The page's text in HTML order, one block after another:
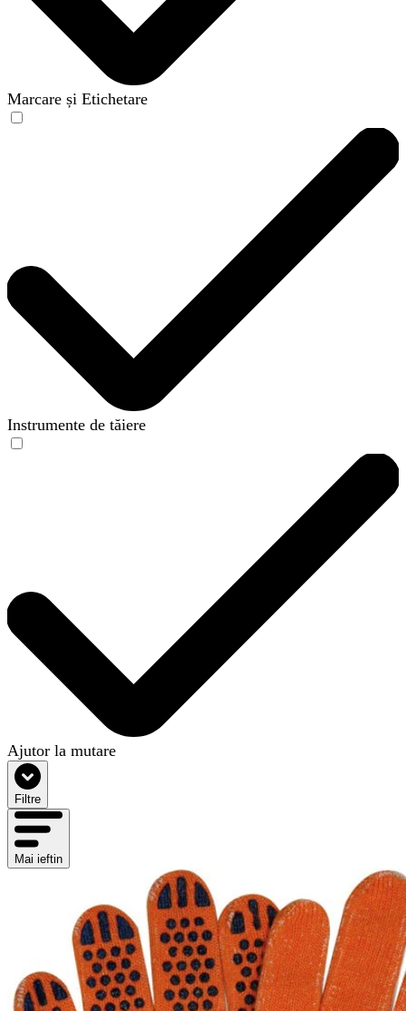
Marcare și Etichetare
Instrumente de tăiere
Ajutor la mutare
Filtre
Mai ieftin